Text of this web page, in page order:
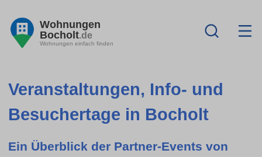
Wohnungen
Bocholt.de
Wohnungen einfach finden
Veranstaltungen, Info- und
Besuchertage in Bocholt
Ein Überblick der Partner-Events von